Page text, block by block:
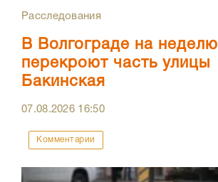
Расследования
В Волгограде на неделю
перекроют часть улицы
Бакинская
07.08.2026 16:50
Комментарии